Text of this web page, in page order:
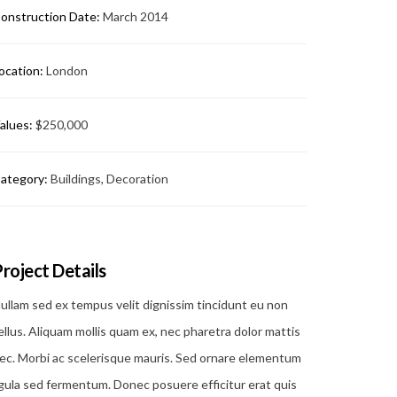
Date: March 2014
London
$250,000
Buildings, Decoration
Details
sed ex tempus velit dignissim tincidunt eu non
Aliquam mollis quam ex, nec pharetra dolor mattis
Morbi ac scelerisque mauris. Sed ornare elementum
sed fermentum. Donec posuere efficitur erat quis